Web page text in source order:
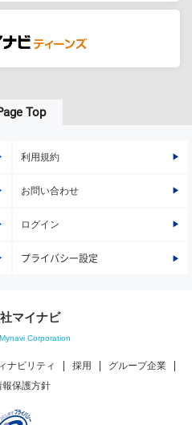
Top
利用規約
お問い合わせ
ログイン
プライバシー設定
マイナビ
Corporation
ナビリティ 採用
グループ企業
報保護方針